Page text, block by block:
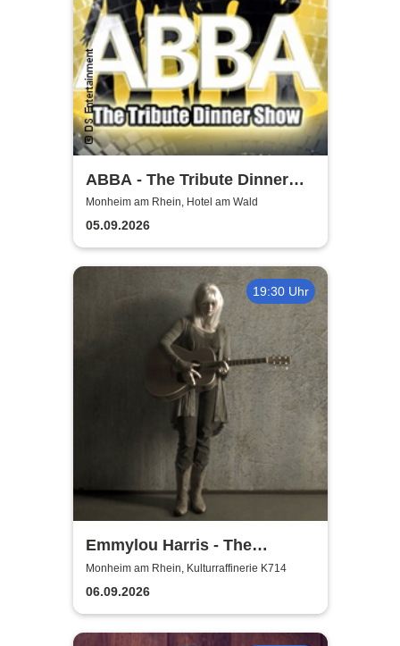
ABBA - The Tribute Dinner
Show
Monheim am Rhein, Hotel am Wald
05.09.2026
19:30 Uhr
Emmylou Harris - The
European Farewell Tour
Monheim am Rhein, Kulturraffinerie K714
06.09.2026